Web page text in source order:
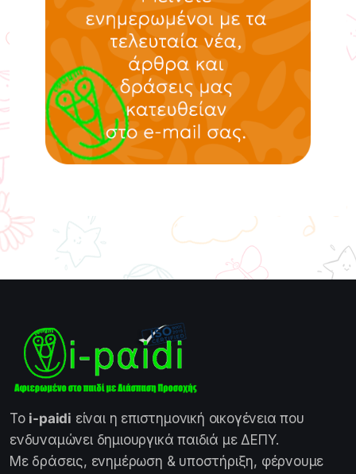
Το i-paidi είναι η επιστημονική οικογένεια που
ενδυναμώνει δημιουργικά παιδιά με ΔΕΠΥ.
Με δράσεις, ενημέρωση & υποστήριξη, φέρνουμε